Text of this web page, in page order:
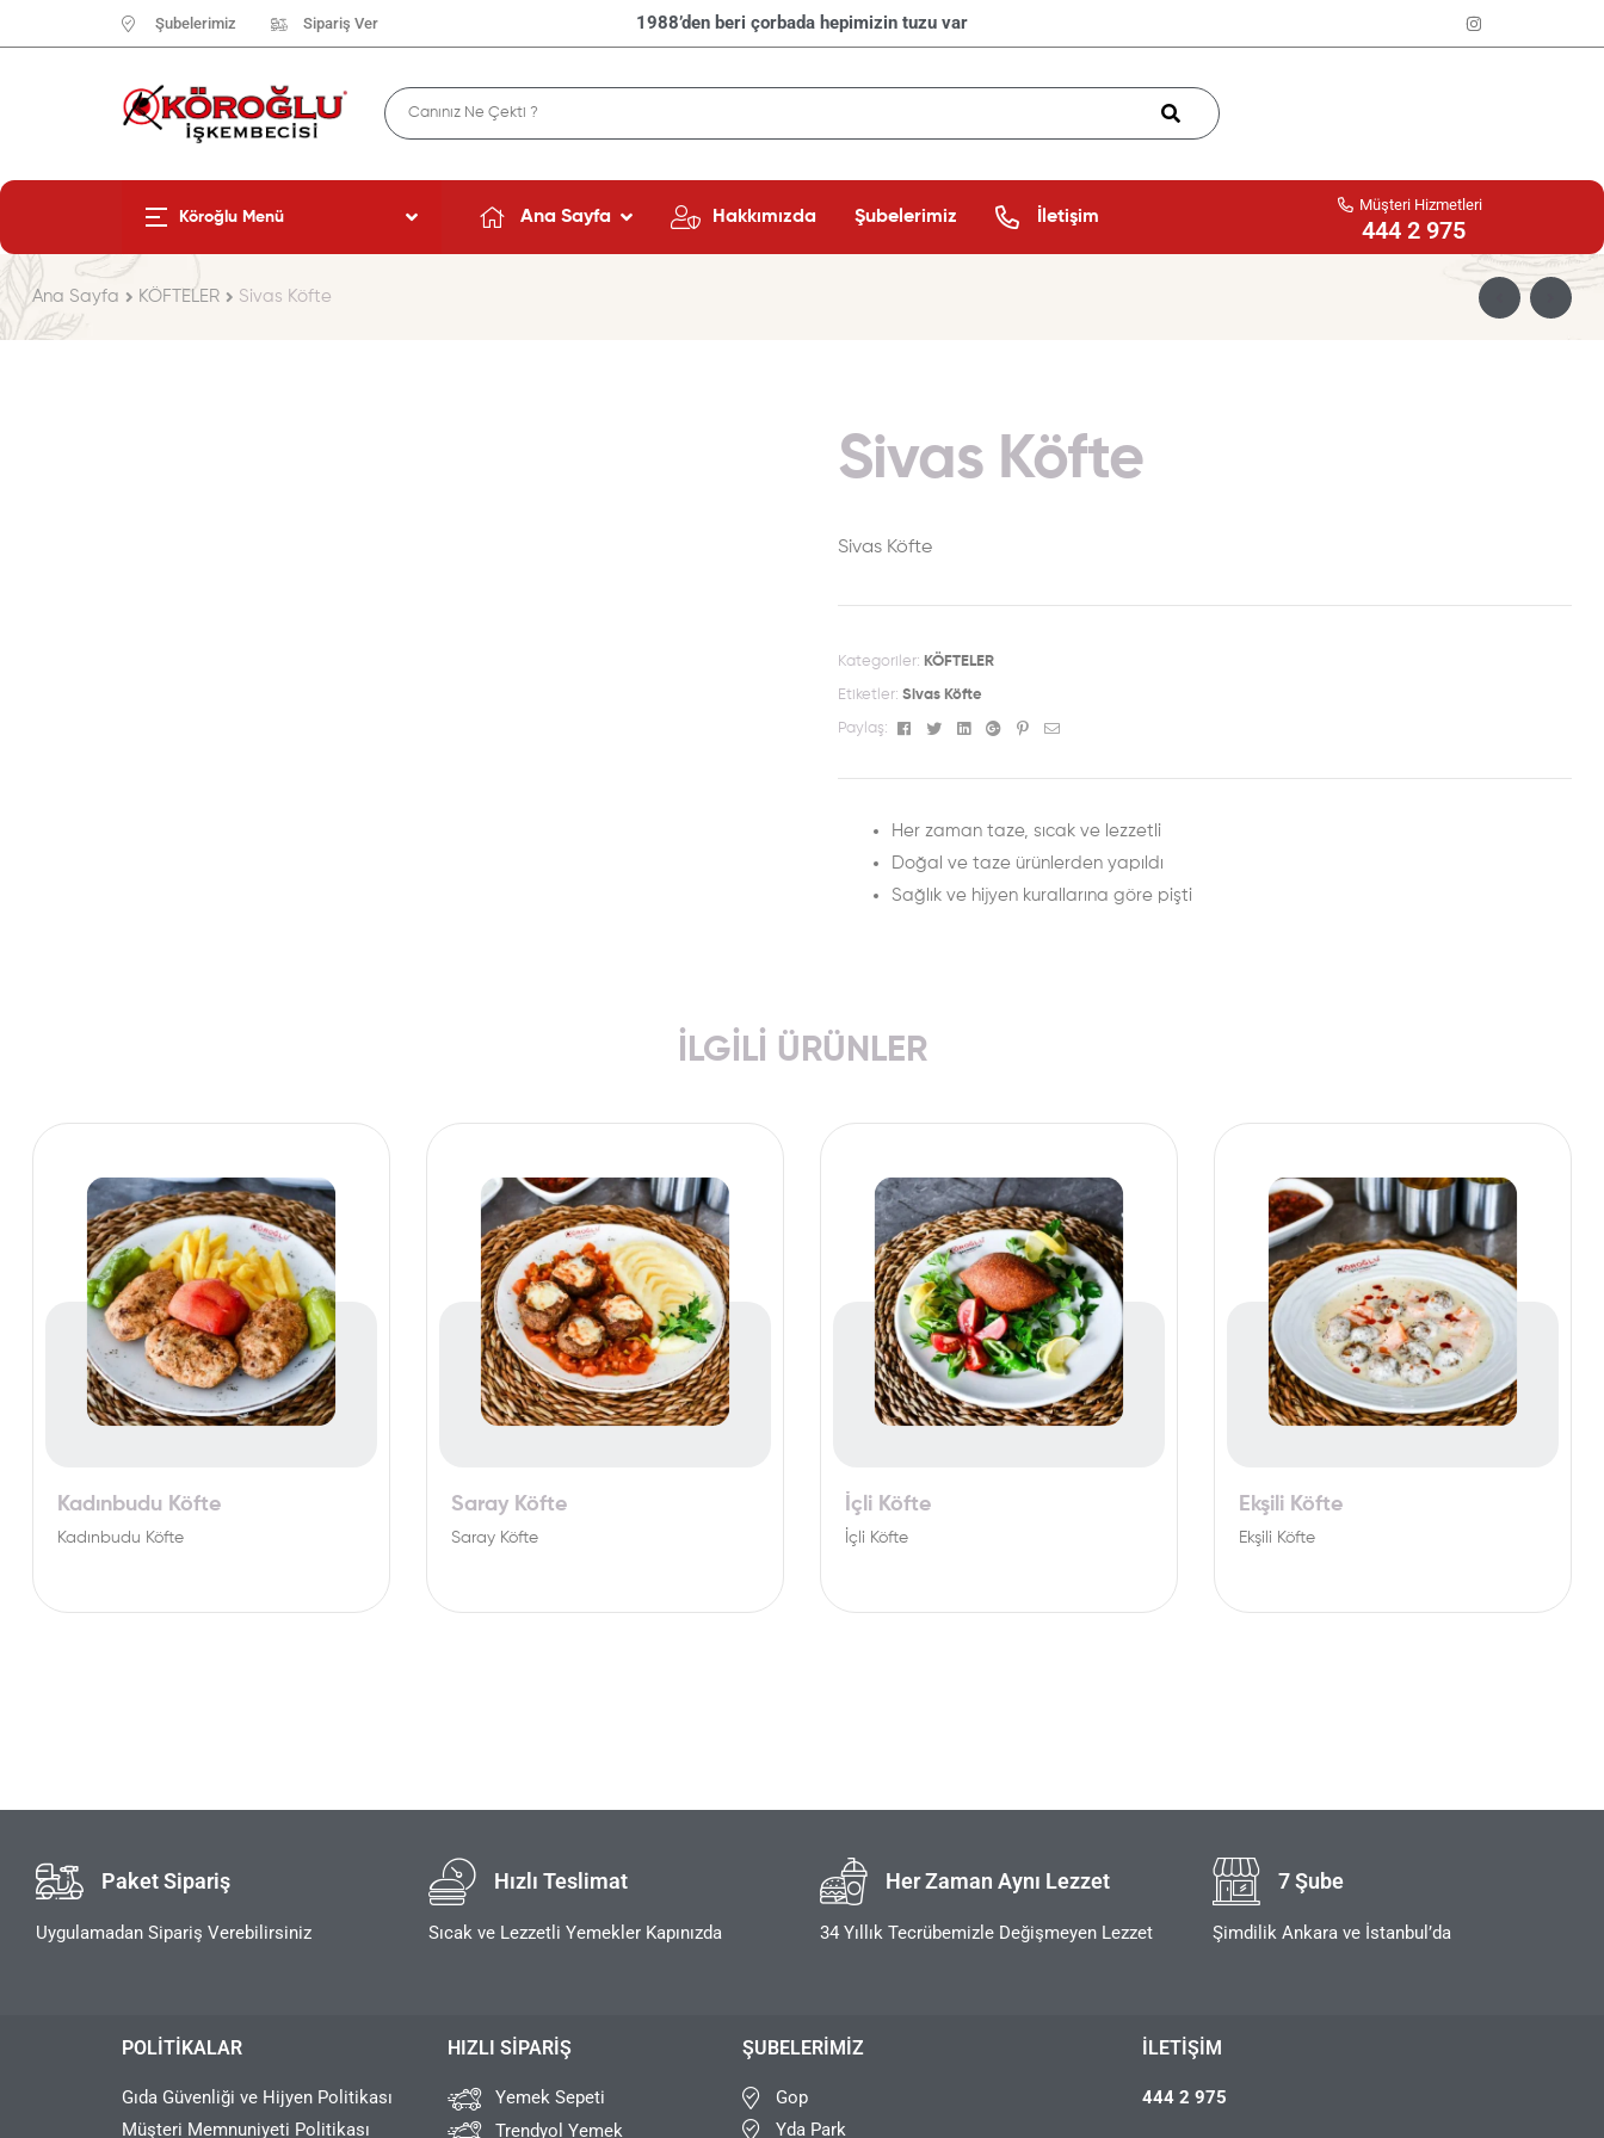
Şubelerimiz Sipariş Ver 1988’den beri çorbada hepimizin tuzu var
Köroğlu Menü Ana Sayfa Hakkımızda Şubelerimiz İletişim
Müşteri Hizmetleri
444 2 975
Ana Sayfa KÖFTELER Sivas Köfte
Sivas Köfte
Sivas Köfte
Kategoriler: KÖFTELER
Etiketler: Sivas Köfte
Paylaş: Facebook
TwitterLinkedinGoogle+Pinterest
Email
Her zaman taze, sıcak ve lezzetli
Doğal ve taze ürünlerden yapıldı
Sağlık ve hijyen kurallarına göre pişti
İLGILI ÜRÜNLER
Kadınbudu Köfte
Kadınbudu Köfte
Saray Köfte
Saray Köfte
İçli Köfte
İçli Köfte
Ekşili Köfte
Ekşili Köfte
Paket Sipariş
Uygulamadan Sipariş Verebilirsiniz
Hızlı Teslimat
Sıcak ve Lezzetli Yemekler Kapınızda
Her Zaman Aynı Lezzet
34 Yıllık Tecrübemizle Değişmeyen Lezzet
7 Şube
Şimdilik Ankara ve İstanbul’da
POLITIKALAR
Gıda Güvenliği ve Hijyen Politikası
Müşteri Memnuniyeti Politikası
HIZLI SIPARIŞ
Yemek Sepeti
Trendyol Yemek
ŞUBELERIMIZ
Gop
Yda Park
İLETIŞIM
444 2 975